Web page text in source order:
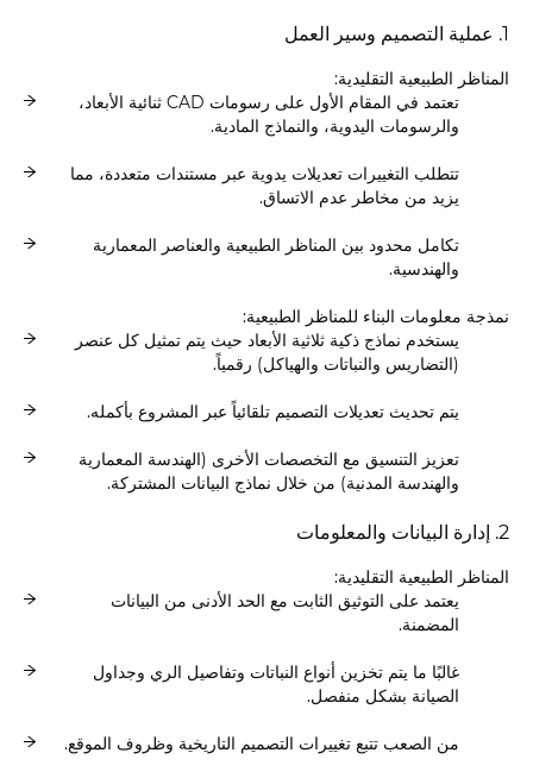
1. عملية التصميم وسير العمل
المناظر الطبيعية التقليدية:
تعتمد في المقام الأول على رسومات CAD ثنائية الأبعاد،
والرسومات اليدوية، والنماذج المادية.
تتطلب التغييرات تعديلات يدوية عبر مستندات متعددة، مما
يزيد من مخاطر عدم الاتساق.
تكامل محدود بين المناظر الطبيعية والعناصر المعمارية
والهندسية.
نمذجة معلومات البناء للمناظر الطبيعية:
يستخدم نماذج ذكية ثلاثية الأبعاد حيث يتم تمثيل كل عنصر
(التضاريس والنباتات والهياكل) رقمياً.
يتم تحديث تعديلات التصميم تلقائياً عبر المشروع بأكمله.
تعزيز التنسيق مع التخصصات الأخرى (الهندسة المعمارية
والهندسة المدنية) من خلال نماذج البيانات المشتركة.
2. إدارة البيانات والمعلومات
المناظر الطبيعية التقليدية:
يعتمد على التوثيق الثابت مع الحد الأدنى من البيانات
المضمنة.
غالبًا ما يتم تخزين أنواع النباتات وتفاصيل الري وجداول
الصيانة بشكل منفصل.
من الصعب تتبع تغييرات التصميم التاريخية وظروف الموقع.